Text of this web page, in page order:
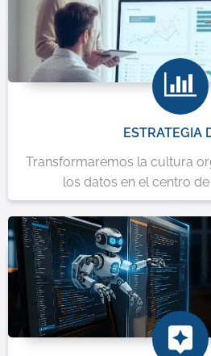
ESTRATEGIA
Transformaremos la cultura
los datos en el centro